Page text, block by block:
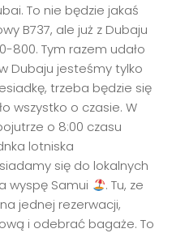
To nie będzie jakaś
B737, ale już z Dubaju
800. Tym razem udało
Dubaju jesteśmy tylko
trzeba będzie się
wszystko o czasie. W
o 8:00 czasu
lotniska
się do lokalnych
wyspę Samui
. Tu, ze
jednej rezerwacji,
i odebrać bagaże. To